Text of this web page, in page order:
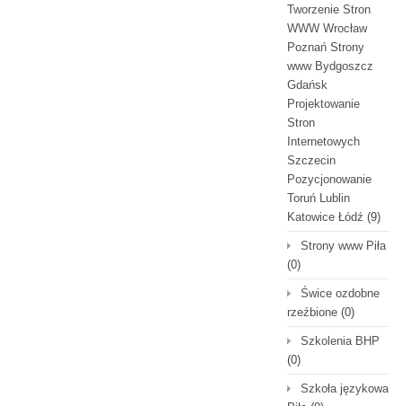
Tworzenie Stron
WWW Wrocław
Poznań Strony
www Bydgoszcz
Gdańsk
Projektowanie
Stron
Internetowych
Szczecin
Pozycjonowanie
Toruń Lublin
Katowice Łódź (9)
Strony www Piła
(0)
Świce ozdobne
rzeźbione (0)
Szkolenia BHP
(0)
Szkoła językowa